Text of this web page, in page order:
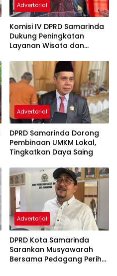
Advertorial
Komisi IV DPRD Samarinda
Dukung Peningkatan
Layanan Wisata dan
Advertorial
DPRD Samarinda Dorong
Pembinaan UMKM Lokal,
Tingkatkan Daya Saing
Advertorial
DPRD Kota Samarinda
Sarankan Musyawarah
Bersama Pedagang Perihal